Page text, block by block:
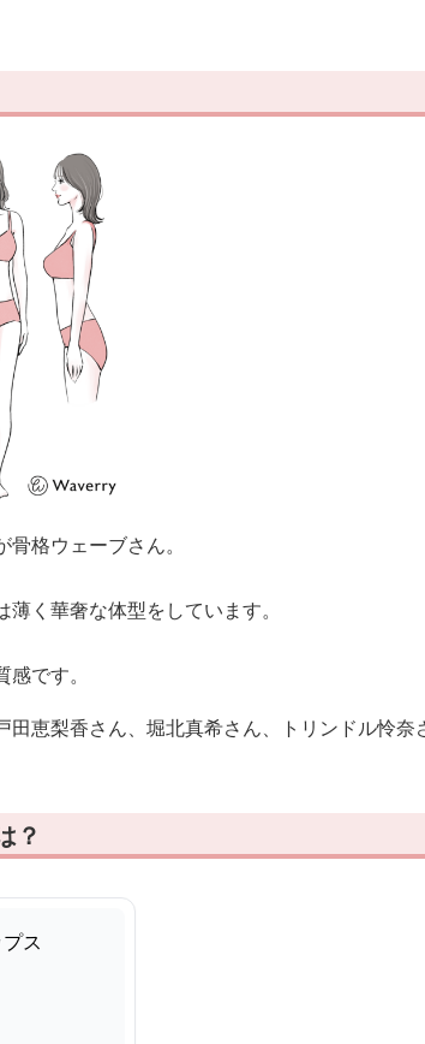
格ウェーブさん。
く華奢な体型をしています。
です。
田恵梨香さん、堀北真希さん、トリンドル怜奈
？